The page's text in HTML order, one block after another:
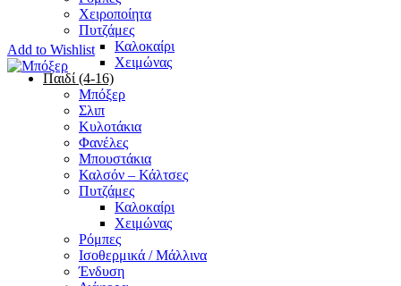
Χειροποίητα
Πυτζάμες
Καλοκαίρι
Χειμώνας
Παιδί (4-16)
Μπόξερ
Σλιπ
Κυλοτάκια
Φανέλες
Μπουστάκια
Καλσόν – Κάλτσες
Πυτζάμες
Καλοκαίρι
Χειμώνας
Ρόμπες
Ισοθερμικά / Μάλλινα
Ένδυση
Add to Wishlist